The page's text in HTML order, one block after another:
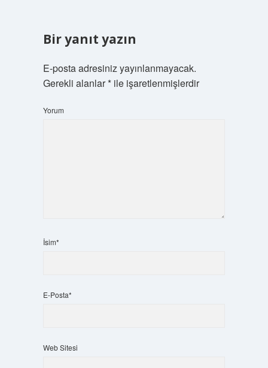
Bir yanıt yazın
E-posta adresiniz yayınlanmayacak.
Gerekli alanlar*ile işaretlenmişlerdir
Yorum
İsim*
E-Posta*
Web Sitesi